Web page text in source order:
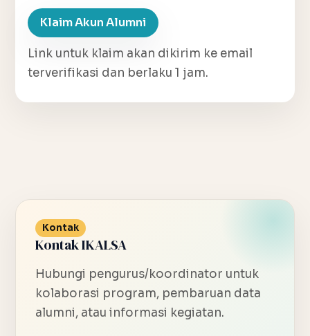
Klaim Akun Alumni
Link untuk klaim akan dikirim ke email
terverifikasi dan berlaku 1 jam.
Kontak
Kontak IKALSA
Hubungi pengurus/koordinator untuk
kolaborasi program, pembaruan data
alumni, atau informasi kegiatan.